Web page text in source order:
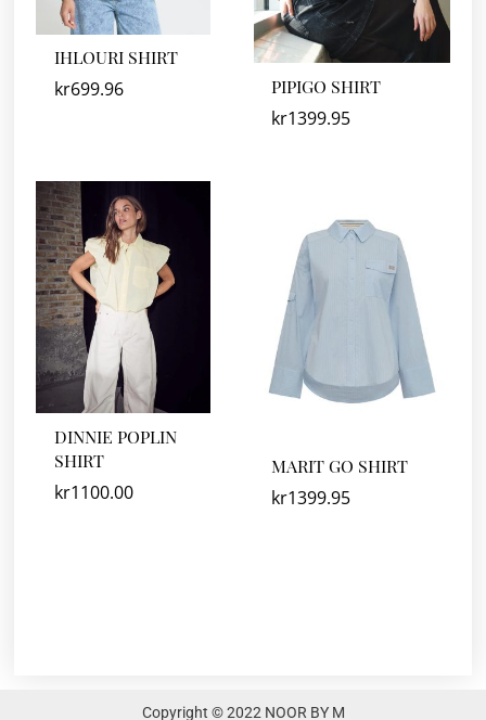
IHLOURI SHIRT
kr699.96 PIPIGO SHIRT
kr1399.95
DINNIE POPLIN
SHIRT
kr1100.00
MARIT GO SHIRT
kr1399.95
Copyright © 2022 NOOR BY M